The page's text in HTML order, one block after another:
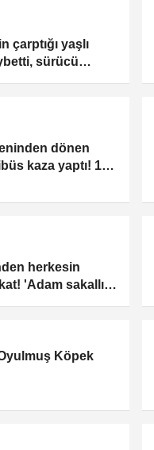
çarptığı yaşlı
sürücü
dönen
kaza yaptı! 1
herkesin
'Adam sakallı
Köpek